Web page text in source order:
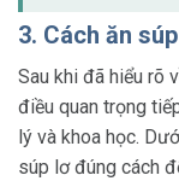
3. Cách ăn
Sau khi đã hiểu rõ
điều quan trọng
lý và khoa học.
súp lơ đúng cách